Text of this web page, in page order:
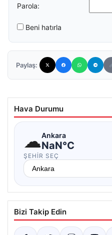
Parola:
Beni hatırla
Paylaş:
Hava Durumu
☁Ankara
NaN°C
ŞEHIR SEÇ
Bizi Takip Edin